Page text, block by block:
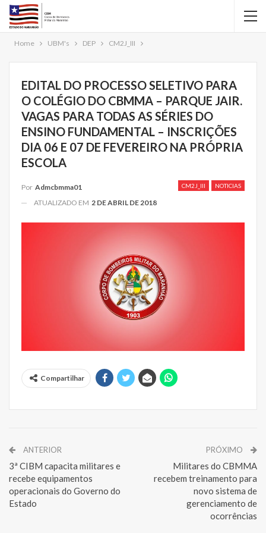
Home UBM's DEP CM2J_III
EDITAL DO PROCESSO SELETIVO PARA
O COLÉGIO DO CBMMA – PARQUE JAIR.
VAGAS PARA TODAS AS SÉRIES DO
ENSINO FUNDAMENTAL – INSCRIÇÕES
DIA 06 E 07 DE FEVEREIRO NA PRÓPRIA
ESCOLA
CM2J_III NOTICIAS
Por Admcbmma01
ATUALIZADO EM 2 DE ABRIL DE 2018
Compartilhar
ANTERIOR
3ª CIBM capacita militares e
recebe equipamentos
operacionais do Governo do
Estado
PRÓXIMO
Militares do CBMMA
recebem treinamento para
novo sistema de
gerenciamento de
ocorrências